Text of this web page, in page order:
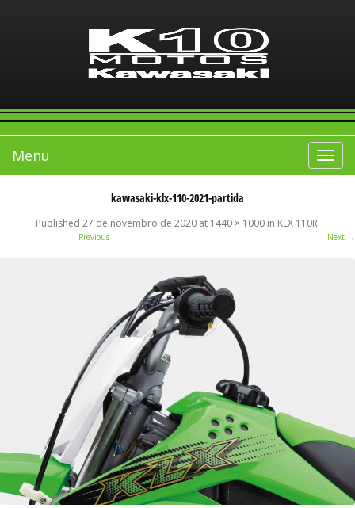
Toggle
Menu
kawasaki-klx-110-2021-partida
Published 27 de novembro de 2020at 1440 × 1000in KLX 110R.
← Previous Next →